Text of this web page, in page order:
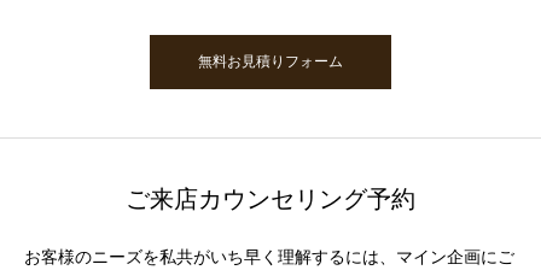
無料お見積りフォーム
ご来店カウンセリング予約
お客様のニーズを私共がいち早く理解するには、マイン企画にご